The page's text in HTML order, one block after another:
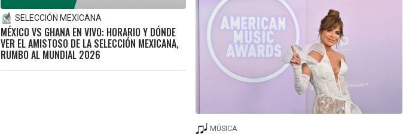
SELECCIÓN MEXICANA
MÉXICO VS GHANA EN VIVO: HORARIO Y DÓNDE
VER EL AMISTOSO DE LA SELECCIÓN MEXICANA,
RUMBO AL MUNDIAL 2026
MÚSICA